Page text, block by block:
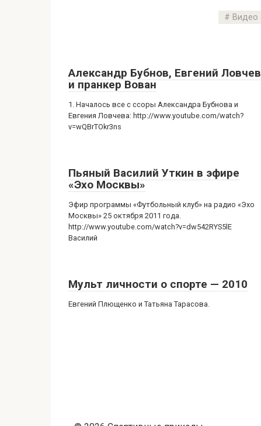
Видео
Александр Бубнов, Евгений Ловчев
и пранкер Вован
1. Началось все с ссоры Александра Бубнова и
Евгения Ловчева: http://www.youtube.com/watch?
v=wQBrTOkr3ns
Пьяный Василий Уткин в эфире
«Эхо Москвы»
Эфир программы «Футбольный клуб» на радио «Эхо
Москвы» 25 октября 2011 года.
http://www.youtube.com/watch?v=dw542RYS5lE
Василий
Мульт личности о спорте — 2010
Евгений Плющенко и Татьяна Тарасова.